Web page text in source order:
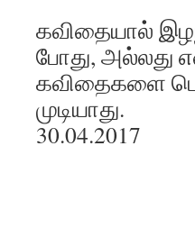
கவிதையால்
போது, அல்லது
கவிதைகளை
முடியாது.
30.04.2017